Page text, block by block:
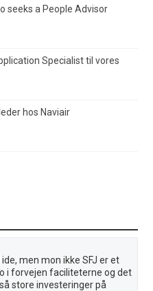
seeks a People Advisor
Specialist til vores
hos Naviair
men mon ikke SFJ er et
i forvejen faciliteterne og det
store investeringer på